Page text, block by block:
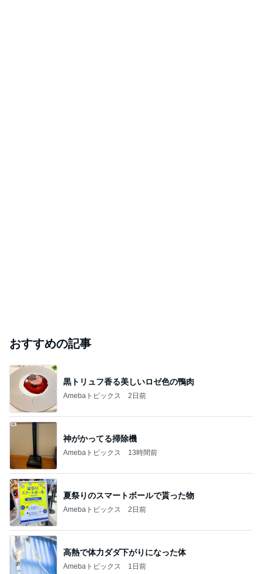
おすすめの記事
黒トリュフ香る美しいロゼ色の鴨肉
Amebaトピックス 2日前
神がかってる掃除機
Amebaトピックス 13時間前
夏祭りのスマートボールで貰った物
Amebaトピックス 2日前
高熱で体力ダダ下がりになった体
Amebaトピックス 1日前